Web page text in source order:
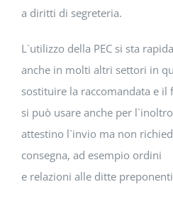
a diritti di segreteria.
L`utilizzo della PEC si sta
anche in molti altri settori in
sostituire la raccomandata e
si può usare anche per
attestino l`invio ma non
consegna, ad esempio ordini
e relazioni alle ditte